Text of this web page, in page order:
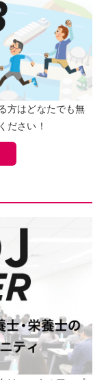
方はどなたでも無
ださい！